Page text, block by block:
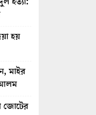
হয়
মাইর
আলম
জোটের